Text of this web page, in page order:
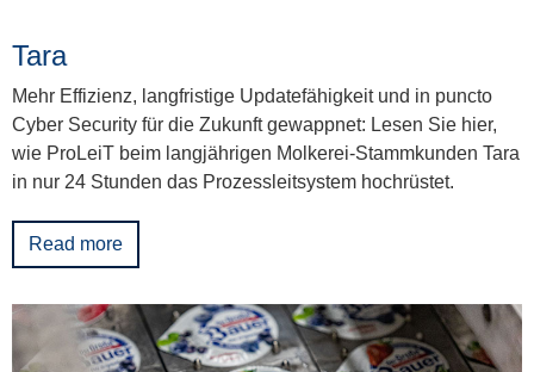
Tara
Mehr Effizienz, langfristige Updatefähigkeit und in puncto
Cyber Security für die Zukunft gewappnet: Lesen Sie hier,
wie ProLeiT beim langjährigen Molkerei-Stammkunden Tara
in nur 24 Stunden das Prozessleitsystem hochrüstet.
Read more